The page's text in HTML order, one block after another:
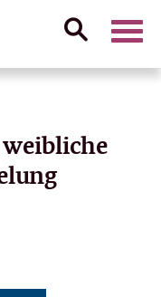
Suche